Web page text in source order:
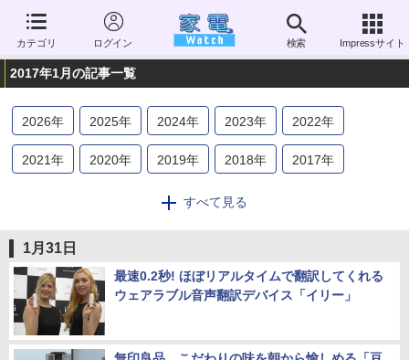
カテゴリ ログイン 検索 Impressサイト
2017年1月の記事一覧
2026年 2025年 2024年 2023年 2022年
2021年 2020年 2019年 2018年 2017年
2014年 2013
2006年
すべて見る
1月31日
最速0.2秒! ほぼリアルタイムで翻訳してくれる
ウェアラブル音声翻訳デバイス「イリー」